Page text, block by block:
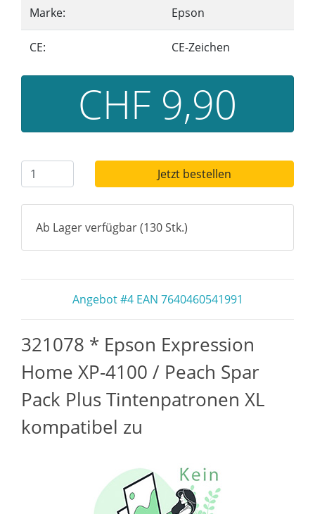
Marke: Epson
CE: CE-Zeichen
CHF 9,90
Jetzt bestellen
Ab Lager verfügbar (130 Stk.)
Angebot #4 EAN 7640460541991
321078 * Epson Expression
Home XP-4100 / Peach Spar
Pack Plus Tintenpatronen XL
kompatibel zu